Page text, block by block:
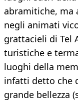
abramitiche, ma
negli animati
grattacieli di Tel
turistiche e
luoghi della
infatti detto che
grande bellezza